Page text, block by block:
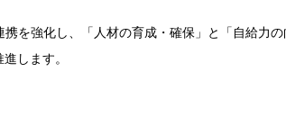
を強化し、「人材の育成・確保」と「自給力
します。